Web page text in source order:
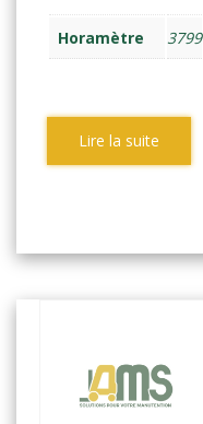
Horamètre 3799
Lire la suite